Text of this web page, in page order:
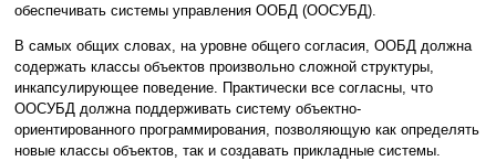
обеспечивать системы управления ООБД (ООСУБД).
В самых общих словах, на уровне общего согласия, ООБД должна
содержать классы объектов произвольно сложной структуры,
инкапсулирующее поведение. Практически все согласны, что
ООСУБД должна поддерживать систему объектно-
ориентированного программирования, позволяющую как определять
новые классы объектов, так и создавать прикладные системы.